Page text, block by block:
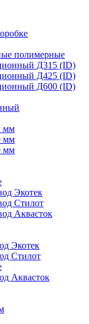
полимерные
Д315 (ID)
Д425 (ID)
Д600 (ID)
мм
мм
мм
Экотек
Стилот
Аквасток
Экотек
Стилот
Аквасток